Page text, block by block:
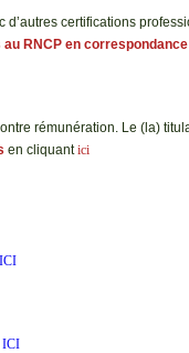
certifications
RNCP en
rémunération. Le (la)
en cliquantici
ICI